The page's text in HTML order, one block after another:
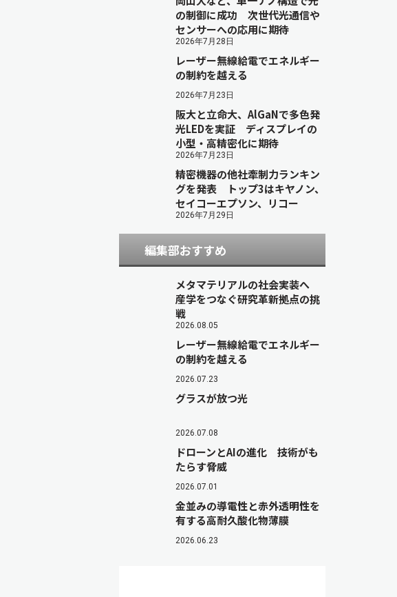
の制御に成功 次世代光通信や
センサーへの応用に期待
2026年7月28日
レーザー無線給電でエネルギー
の制約を越える
2026年7月23日
阪大と立命大、AlGaNで多色発
光LEDを実証 ディスプレイの
小型・高精密化に期待
2026年7月23日
精密機器の他社牽制力ランキン
グを発表 トップ3はキヤノン、
セイコーエプソン、リコー
2026年7月29日
編集部おすすめ
メタマテリアルの社会実装へ
産学をつなぐ研究革新拠点の挑
戦
2026.08.05
レーザー無線給電でエネルギー
の制約を越える
2026.07.23
グラスが放つ光
2026.07.08
ドローンとAIの進化 技術がも
たらす脅威
2026.07.01
金並みの導電性と赤外透明性を
有する高耐久酸化物薄膜
2026.06.23